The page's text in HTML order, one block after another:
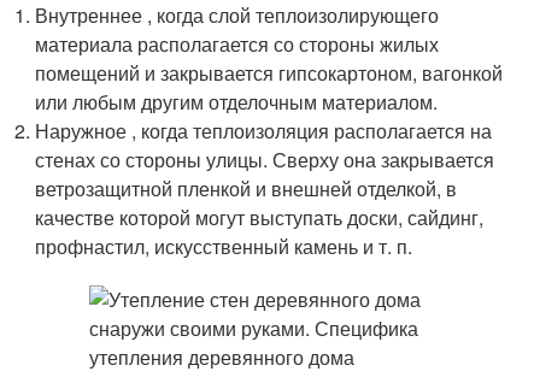
Внутреннее , когда слой теплоизолирующего
материала располагается со стороны жилых
помещений и закрывается гипсокартоном, вагонкой
или любым другим отделочным материалом.
Наружное , когда теплоизоляция располагается на
стенах со стороны улицы. Сверху она закрывается
ветрозащитной пленкой и внешней отделкой, в
качестве которой могут выступать доски, сайдинг,
профнастил, искусственный камень и т. п.